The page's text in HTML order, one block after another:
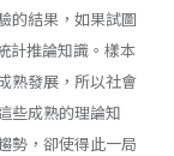
的結果，如果試圖
計推論知識。樣本
熟發展，所以社會
些成熟的理論知
勢，卻使得此一局